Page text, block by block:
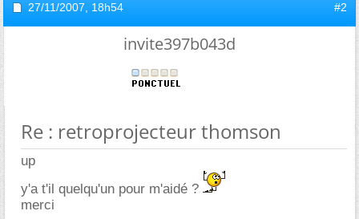
27/11/2007, 18h54 #2
invite397b043d
Re : retroprojecteur thomson
up
y'a t'il quelqu'un pour m'aidé ?
merci